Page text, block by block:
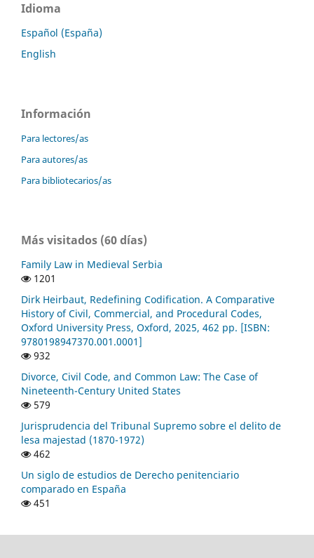
Idioma
Español (España)
English
Información
Para lectores/as
Para autores/as
Para bibliotecarios/as
Más visitados (60 días)
Family Law in Medieval Serbia
1201
Dirk Heirbaut, Redefining Codification. A Comparative
History of Civil, Commercial, and Procedural Codes,
Oxford University Press, Oxford, 2025, 462 pp. [ISBN:
9780198947370.001.0001]
932
Divorce, Civil Code, and Common Law: The Case of
Nineteenth-Century United States
579
Jurisprudencia del Tribunal Supremo sobre el delito de
lesa majestad (1870-1972)
462
Un siglo de estudios de Derecho penitenciario
comparado en España
451